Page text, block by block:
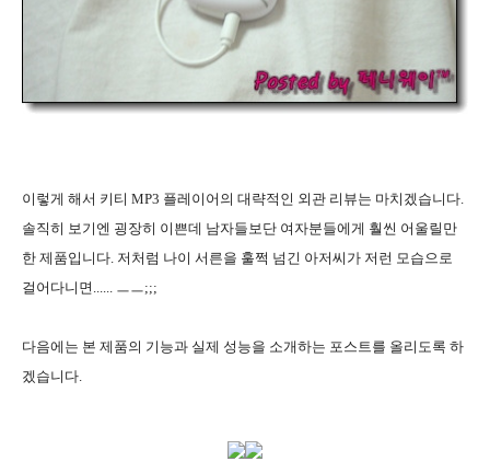
이렇게 해서 키티 MP3 플레이어의 대략적인 외관 리뷰는 마치겠습니다.
솔직히 보기엔 굉장히 이쁜데 남자들보단 여자분들에게 훨씬 어울릴만
한 제품입니다. 저처럼 나이 서른을 훌쩍 넘긴 아저씨가 저런 모습으로
걸어다니면...... ㅡㅡ;;;
다음에는 본 제품의 기능과 실제 성능을 소개하는 포스트를 올리도록 하
겠습니다.